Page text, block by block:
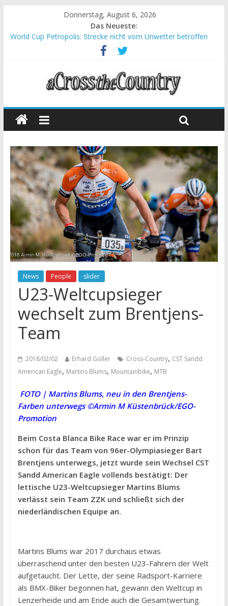
Donnerstag, August 6, 2026
Das Neueste:
World Cup Petropolis: Strecke nicht vom Unwetter betroffen
Krumbach und Obergessertshausen: Mountainbike-Bundesliga
Supercup Massi Banyoles: Siege für Carod und Richards
Halbzeit beim Andalucia Bike Race: Weltmeister Seewald führt
Chelva: Schweizer Doppelsieg beim ersten XCO-Rennen der
News People slider
U23-Weltcupsieger
wechselt zum Brentjens-
Team
2018/02/02 Erhard Goller Cross-Country, CST Sandd
American Eagle, Martins Blums, Mountainbike, MTB
FOTO | Martins Blums, neu in den Brentjens-
Farben unterwegs ©Armin M Küstenbrück/EGO-
Promotion
Beim Costa Blanca Bike Race war er im Prinzip
schon für das Team von 96er-Olympiasieger Bart
Brentjens unterwegs, jetzt wurde sein Wechsel CST
Sandd American Eagle vollends bestätigt: Der
lettische U23-Weltcupsieger Martins Blums
verlässt sein Team ZZK und schließt sich der
niederländischen Equipe an.
Martins Blums war 2017 durchaus etwas
überraschend unter den besten U23-Fahrern der Welt
aufgetaucht. Der Lette, der seine Radsport-Karriere
als BMX-Biker begonnen hat, gewann den Weltcup in
Lenzerheide und am Ende auch die Gesamtwertung.